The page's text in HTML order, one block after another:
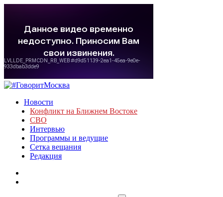
Новости
Конфликт на Ближнем Востоке
СВО
Интервью
Программы и ведущие
Сетка вещания
Редакция